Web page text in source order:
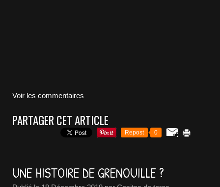
Voir les commentaires
PARTAGER CET ARTICLE
Repost 0
UNE HISTOIRE DE GRENOUILLE ?